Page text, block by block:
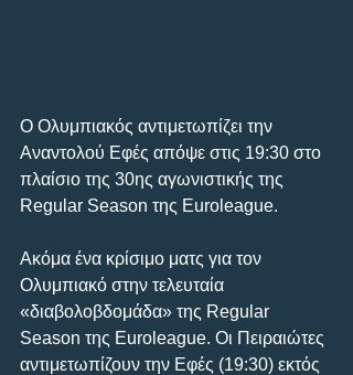
Ο Ολυμπιακός αντιμετωπίζει την
Αναντολού Εφές απόψε στις 19:30 στο
πλαίσιο της 30ης αγωνιστικής της
Regular Season της Euroleague.
Ακόμα ένα κρίσιμο ματς για τον
Ολυμπιακό στην τελευταία
«διαβολοβδομάδα» της Regular
Season της Euroleague. Οι Πειραιώτες
αντιμετωπίζουν την Εφές (19:30) εκτός